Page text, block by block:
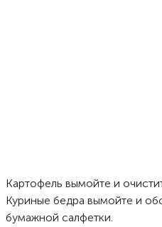
Картофель вымойте и
Куриные бедра вымойте и
бумажной салфетки.